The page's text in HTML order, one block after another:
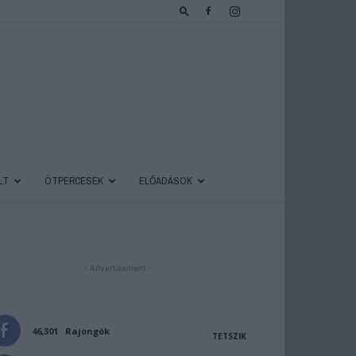
ÖTPERCESEK ELŐADÁSOK
- Advertisement -
46,301 Rajongók TETSZIK